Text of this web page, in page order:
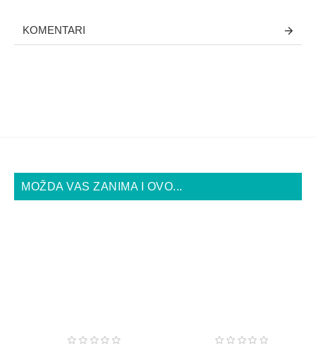
KOMENTARI
MOŽDA VAS ZANIMA I OVO...